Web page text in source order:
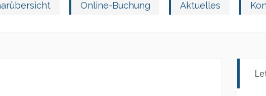
Online-Buchung Aktuelles